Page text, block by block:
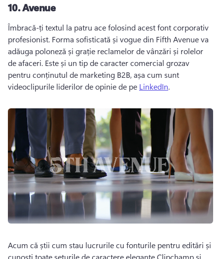
10.Avenue
Îmbracă-ți textul la patru ace folosind acest font corporativ
profesionist. Forma sofisticată și vogue din Fifth Avenue va
adăuga poloneză și grație reclamelor de vânzări și rolelor
de afaceri. Este și un tip de caracter comercial grozav
pentru conținutul de marketing B2B, așa cum sunt
videoclipurile liderilor de opinie de pe LinkedIn.
Acum că știi cum stau lucrurile cu fonturile pentru editări și
cunoști toate seturile de caractere elegante Clipchamp și